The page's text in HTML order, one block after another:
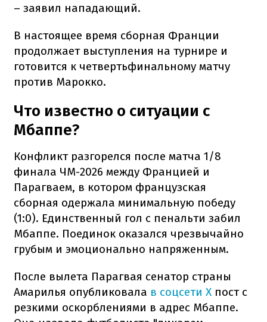
– заявил нападающий.
В настоящее время сборная Франции
продолжает выступления на турнире и
готовится к четвертьфинальному матчу
против Марокко.
Что известно о ситуации с
Мбаппе?
Конфликт разгорелся после матча 1/8
финала ЧМ-2026 между Францией и
Парагваем, в котором французская
сборная одержала минимальную победу
(1:0). Единственный гол с пенальти забил
Мбаппе. Поединок оказался чрезвычайно
грубым и эмоционально напряженным.
После вылета Парагвая сенатор страны
Амарилья опубликовала в соцсети X пост с
резкими оскорблениями в адрес Мбаппе.